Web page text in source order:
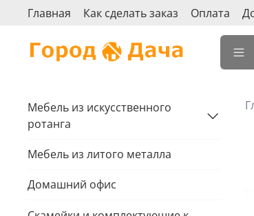
Главная Как сделать заказ Оплата
Мебель из искусственного
ротанга
Мебель из литого металла
Домашний офис